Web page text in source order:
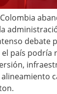
debate
país podría